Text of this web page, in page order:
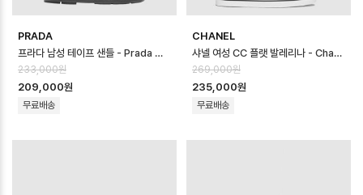
PRADA
프라다 남성 테이프 샌들 - Prada Mens Tape Sandal - prs14635x
233,000원
209,000원
무료배송
CHANEL
샤넬 여성 CC 플랫 발레리나 - Chanel Womens CC Flat Ballerina…
269,000원
235,000원
무료배송